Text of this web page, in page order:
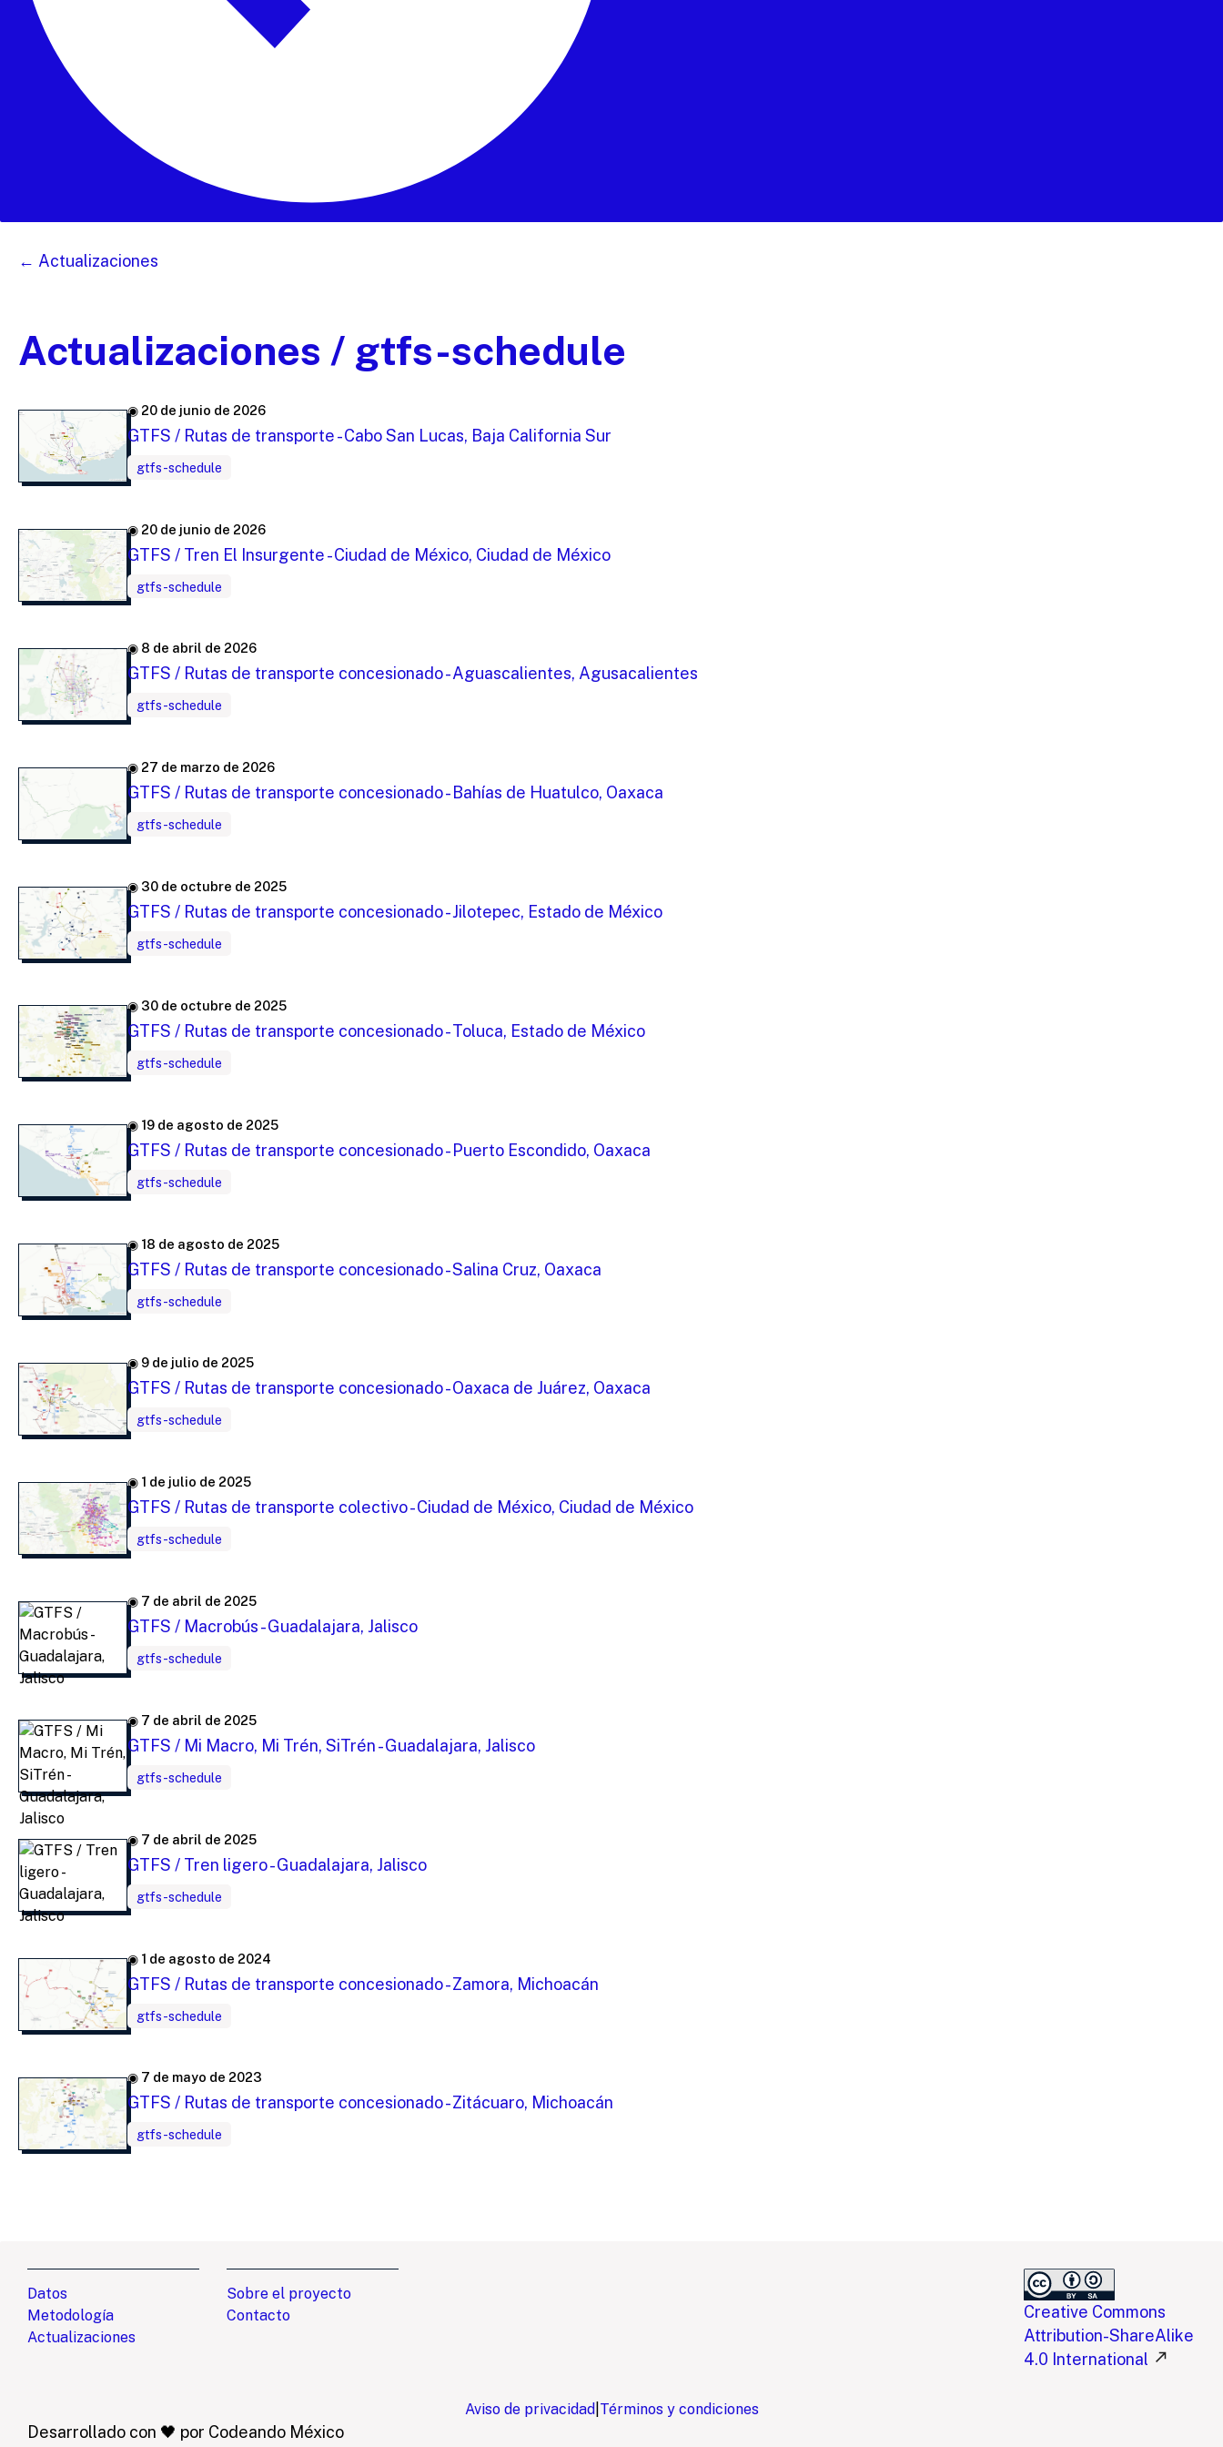
← Actualizaciones
Actualizaciones / gtfs-schedule
◉ 20 de junio de 2026
GTFS / Rutas de transporte - Cabo San Lucas, Baja California Sur
gtfs-schedule
◉ 20 de junio de 2026
GTFS / Tren El Insurgente - Ciudad de México, Ciudad de México
gtfs-schedule
◉ 8 de abril de 2026
GTFS / Rutas de transporte concesionado - Aguascalientes, Agusacalientes
gtfs-schedule
◉ 27 de marzo de 2026
GTFS / Rutas de transporte concesionado - Bahías de Huatulco, Oaxaca
gtfs-schedule
◉ 30 de octubre de 2025
GTFS / Rutas de transporte concesionado - Jilotepec, Estado de México
gtfs-schedule
◉ 30 de octubre de 2025
GTFS / Rutas de transporte concesionado - Toluca, Estado de México
gtfs-schedule
◉ 19 de agosto de 2025
GTFS / Rutas de transporte concesionado - Puerto Escondido, Oaxaca
gtfs-schedule
◉ 18 de agosto de 2025
GTFS / Rutas de transporte concesionado - Salina Cruz, Oaxaca
gtfs-schedule
◉ 9 de julio de 2025
GTFS / Rutas de transporte concesionado - Oaxaca de Juárez, Oaxaca
gtfs-schedule
◉ 1 de julio de 2025
GTFS / Rutas de transporte colectivo - Ciudad de México, Ciudad de México
gtfs-schedule
◉ 7 de abril de 2025
GTFS / Macrobús - Guadalajara, Jalisco
gtfs-schedule
◉ 7 de abril de 2025
GTFS / Mi Macro, Mi Trén, SiTrén - Guadalajara, Jalisco
gtfs-schedule
◉ 7 de abril de 2025
GTFS / Tren ligero - Guadalajara, Jalisco
gtfs-schedule
◉ 1 de agosto de 2024
GTFS / Rutas de transporte concesionado - Zamora, Michoacán
gtfs-schedule
◉ 7 de mayo de 2023
GTFS / Rutas de transporte concesionado - Zitácuaro, Michoacán
gtfs-schedule
Datos
Metodología
Actualizaciones
Sobre el proyecto
Contacto
Creative Commons
Attribution-ShareAlike
4.0 International
Aviso de privacidad Términos y condiciones
Desarrollado con 🖤 por Codeando México